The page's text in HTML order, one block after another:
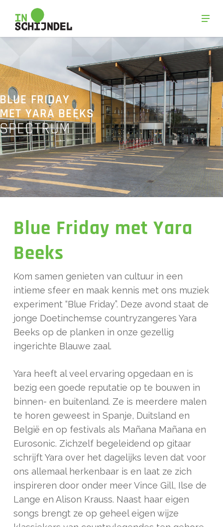
FRIDAY
YARA BEEKS
Blue Friday met Yara
Beeks
Kom samen genieten van cultuur in een
intieme sfeer en maak kennis met ons muziek
experiment “Blue Friday”. Deze avond staat de
jonge Doetinchemse countryzangeres Yara
Beeks op de planken in onze gezellig
ingerichte Blauwe zaal.
Yara heeft al veel ervaring opgedaan en is
bezig een goede reputatie op te bouwen in
binnen- en buitenland. Ze is meerdere malen
te horen geweest in Spanje, Duitsland en
België en op festivals als Mañana Mañana en
Eurosonic. Zichzelf begeleidend op gitaar
schrijft Yara over het dagelijks leven dat voor
ons allemaal herkenbaar is en laat ze zich
inspireren door onder meer Vince Gill, Ilse de
Lange en Alison Krauss. Naast haar eigen
songs brengt ze op geheel eigen wijze
Menu